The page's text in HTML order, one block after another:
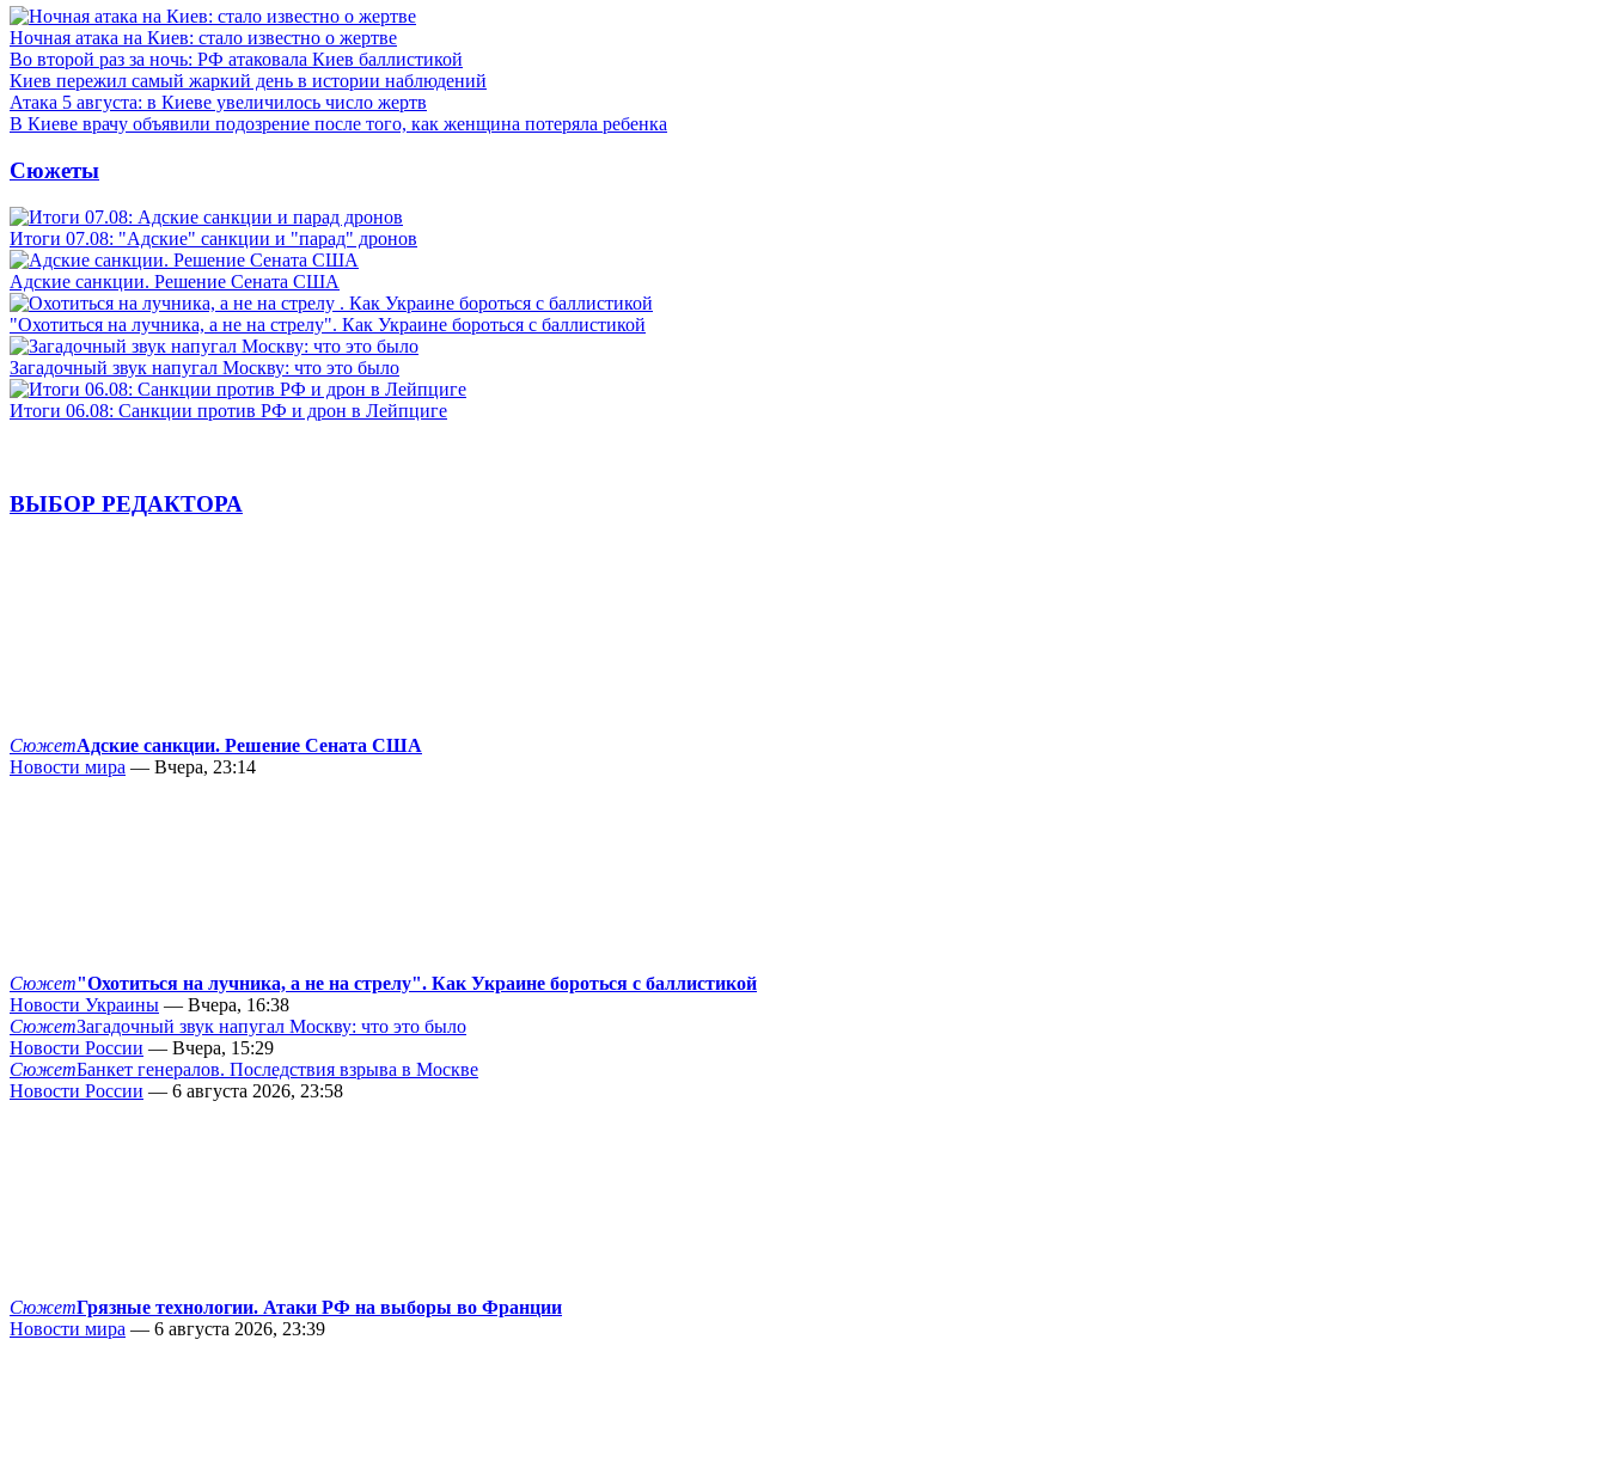
Ночная атака на Киев: стало известно о жертве
Во второй раз за ночь: РФ атаковала Киев баллистикой
Киев пережил самый жаркий день в истории наблюдений
Атака 5 августа: в Киеве увеличилось число жертв
В Киеве врачу объявили подозрение после того, как женщина потеряла ребенка
Сюжеты
Итоги 07.08: "Адские" санкции и "парад" дронов
Адские санкции. Решение Сената США
"Охотиться на лучника, а не на стрелу". Как Украине бороться с баллистикой
Загадочный звук напугал Москву: что это было
Итоги 06.08: Санкции против РФ и дрон в Лейпциге
ВЫБОР РЕДАКТОРА
СюжетАдские санкции. Решение Сената США
Новости мира — Вчера, 23:14
Сюжет"Охотиться на лучника, а не на стрелу". Как Украине бороться с баллистикой
Новости Украины — Вчера, 16:38
СюжетЗагадочный звук напугал Москву: что это было
Новости России — Вчера, 15:29
СюжетБанкет генералов. Последствия взрыва в Москве
Новости России — 6 августа 2026, 23:58
СюжетГрязные технологии. Атаки РФ на выборы во Франции
Новости мира — 6 августа 2026, 23:39